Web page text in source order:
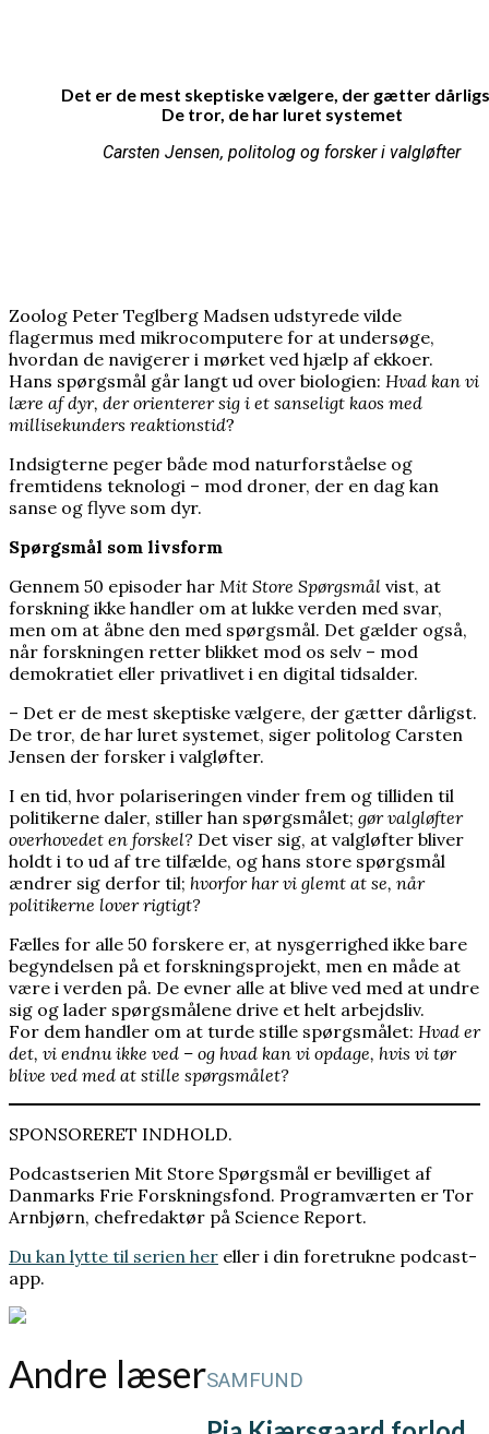
Det er de mest skeptiske vælgere, der gætter
De tror, de har luret systemet
Carsten Jensen, politolog og forsker i valgløfter
Zoolog Peter Teglberg Madsen udstyrede vilde
flagermus med mikrocomputere for at undersøge,
hvordan de navigerer i mørket ved hjælp af ekkoer.
Hans spørgsmål går langt ud over biologien: Hvad kan vi
lære af dyr, der orienterer sig i et sanseligt kaos med
millisekunders reaktionstid?
Indsigterne peger både mod naturforståelse og
fremtidens teknologi – mod droner, der en dag kan
sanse og flyve som dyr.
Spørgsmål som livsform
Gennem 50 episoder har Mit Store Spørgsmål vist, at
forskning ikke handler om at lukke verden med svar,
men om at åbne den med spørgsmål. Det gælder også,
når forskningen retter blikket mod os selv – mod
demokratiet eller privatlivet i en digital tidsalder.
– Det er de mest skeptiske vælgere, der gætter dårligst.
De tror, de har luret systemet, siger politolog Carsten
Jensen der forsker i valgløfter.
I en tid, hvor polariseringen vinder frem og tilliden til
politikerne daler, stiller han spørgsmålet; gør valgløfter
overhovedet en forskel? Det viser sig, at valgløfter bliver
holdt i to ud af tre tilfælde, og hans store spørgsmål
ændrer sig derfor til; hvorfor har vi glemt at se, når
politikerne lover rigtigt?
Fælles for alle 50 forskere er, at nysgerrighed ikke bare
begyndelsen på et forskningsprojekt, men en måde at
være i verden på. De evner alle at blive ved med at undre
sig og lader spørgsmålene drive et helt arbejdsliv.
For dem handler om at turde stille spørgsmålet: Hvad er
det, vi endnu ikke ved – og hvad kan vi opdage, hvis vi tør
blive ved med at stille spørgsmålet?
SPONSORERET INDHOLD.
Podcastserien Mit Store Spørgsmål er bevilliget af
Danmarks Frie Forskningsfond. Programværten er Tor
Arnbjørn, chefredaktør på Science Report.
Du kan lytte til serien her eller i din foretrukne podcast-
app.
Andre læserSAMFUND